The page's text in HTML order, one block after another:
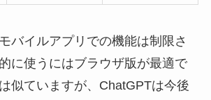
バイルアプリでの機能は制限さ
に使うにはブラウザ版が最適で
似ていますが、ChatGPTは今後